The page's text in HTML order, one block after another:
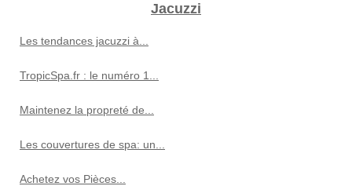
Jacuzzi
Les tendances jacuzzi à...
TropicSpa.fr : le numéro 1...
Maintenez la propreté de...
Les couvertures de spa: un...
Achetez vos Pièces...